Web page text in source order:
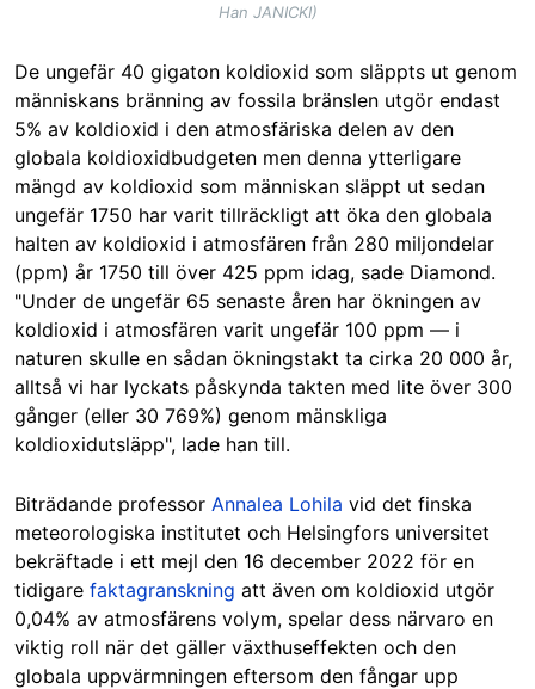
Han JANICKI)
De ungefär 40 gigaton koldioxid som släppts ut genom
människans bränning av fossila bränslen utgör endast
5% av koldioxid i den atmosfäriska delen av den
globala koldioxidbudgeten men denna ytterligare
mängd av koldioxid som människan släppt ut sedan
ungefär 1750 har varit tillräckligt att öka den globala
halten av koldioxid i atmosfären från 280 miljondelar
(ppm) år 1750 till över 425 ppm idag, sade Diamond.
"Under de ungefär 65 senaste åren har ökningen av
koldioxid i atmosfären varit ungefär 100 ppm — i
naturen skulle en sådan ökningstakt ta cirka 20 000 år,
alltså vi har lyckats påskynda takten med lite över 300
gånger (eller 30 769%) genom mänskliga
koldioxidutsläpp", lade han till.
Biträdande professor Annalea Lohila vid det finska
meteorologiska institutet och Helsingfors universitet
bekräftade i ett mejl den 16 december 2022 för en
tidigare faktagranskning att även om koldioxid utgör
0,04% av atmosfärens volym, spelar dess närvaro en
viktig roll när det gäller växthuseffekten och den
globala uppvärmningen eftersom den fångar upp